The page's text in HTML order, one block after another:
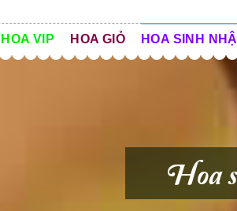
HOA VIP HOA GIỎ HOA SINH
Hoa